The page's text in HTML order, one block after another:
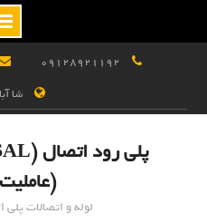
09128921192
شا
لوله و اتصالات